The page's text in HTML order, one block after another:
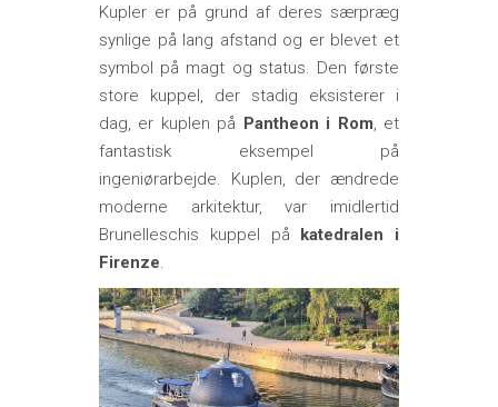
Kupler er på grund af deres særpræg
synlige på lang afstand og er blevet et
symbol på magt og status. Den første
store kuppel, der stadig eksisterer i
dag, er kuplen på Pantheon i Rom , et
fantastisk eksempel på
ingeniørarbejde. Kuplen, der ændrede
moderne arkitektur, var imidlertid
Brunelleschis kuppel på katedralen i
Firenze